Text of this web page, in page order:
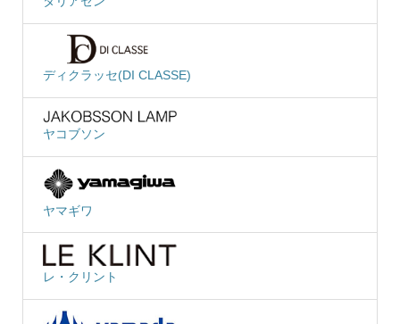
ディクラッセ(DI CLASSE)
ヤコブソン
ヤマギワ
レ・クリント